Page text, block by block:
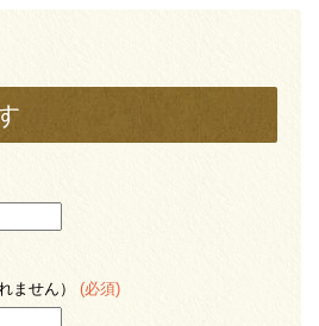
ません） (必須)